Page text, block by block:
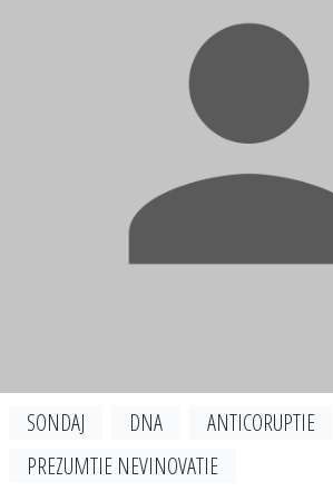
SONDAJ DNA ANTICORUPTIE
PREZUMTIE NEVINOVATIE